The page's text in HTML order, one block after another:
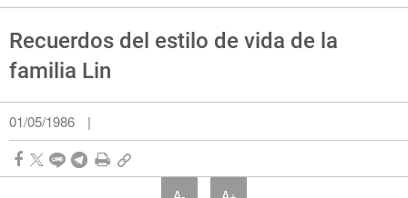
Recuerdos del estilo de vida de la
familia Lin
01/05/1986 |